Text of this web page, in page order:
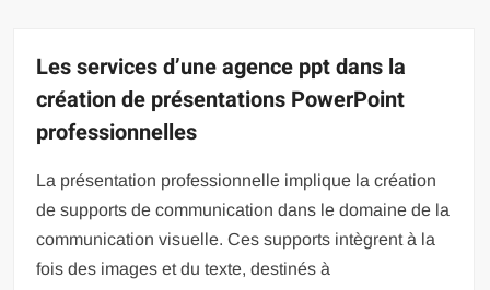
Les services d’une agence ppt dans la
création de présentations PowerPoint
professionnelles
La présentation professionnelle implique la création
de supports de communication dans le domaine de la
communication visuelle. Ces supports intègrent à la
fois des images et du texte, destinés à